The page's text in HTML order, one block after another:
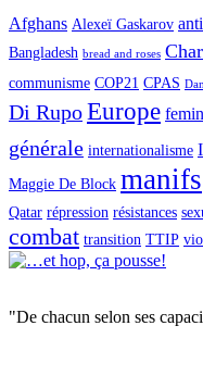
Afghans Alexeï Gaskarov
Bangladesh bread and roses
communisme COP21 CPAS
Di RupoEurope
générale internationalisme
Maggie De Block manifs
Qatar répression résistances
combat transition TTIP
"De chacun selon ses